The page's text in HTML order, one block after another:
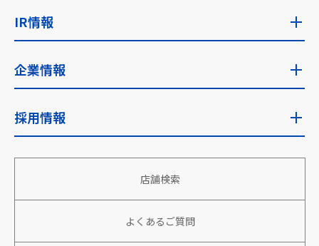
フェアトレード取り組み国
社会・環境への取り組みトップ
サステナビリティ推進体制
安全な食を安定的に世界へ
地域社会への貢献
働きがい、生きがいのある組織づくり
パートナーと共に成長、繁栄
IR情報
IR情報トップ
経営目標
株主向け情報
企業情報
企業情報トップ
採用情報
採用情報トップ
新卒採用
アルバイト・パート採用
店舗検索
よくあるご質問